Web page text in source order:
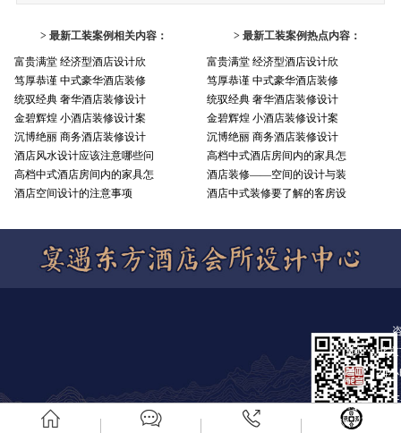
> 最新工装案例相关内容：
富贵满堂 经济型酒店设计欣
笃厚恭谨 中式豪华酒店装修
统驭经典 奢华酒店装修设计
金碧辉煌 小酒店装修设计案
沉博绝丽 商务酒店装修设计
酒店风水设计应该注意哪些问
高档中式酒店房间内的家具怎
酒店空间设计的注意事项
> 最新工装案例热点内容：
富贵满堂 经济型酒店设计欣
笃厚恭谨 中式豪华酒店装修
统驭经典 奢华酒店装修设计
金碧辉煌 小酒店装修设计案
沉博绝丽 商务酒店装修设计
高档中式酒店房间内的家具怎
酒店装修——空间的设计与装
酒店中式装修要了解的客房设
地址：北
24小